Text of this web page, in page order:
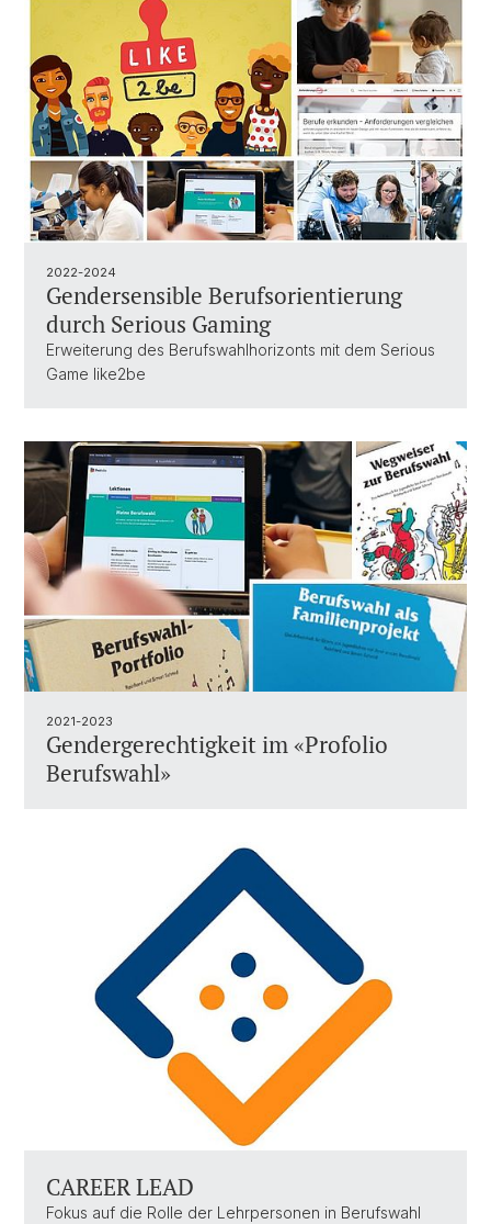
2022-2024
Gendersensible Berufsorientierung
durch Serious Gaming
Erweiterung des Berufswahlhorizonts mit dem Serious
Game like2be
2021-2023
Gendergerechtigkeit im «Profolio
Berufswahl»
CAREER LEAD
Fokus auf die Rolle der Lehrpersonen in Berufswahl